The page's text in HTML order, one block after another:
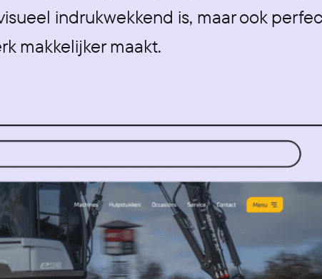
indrukwekkend is, maar ook
makkelijker maakt.